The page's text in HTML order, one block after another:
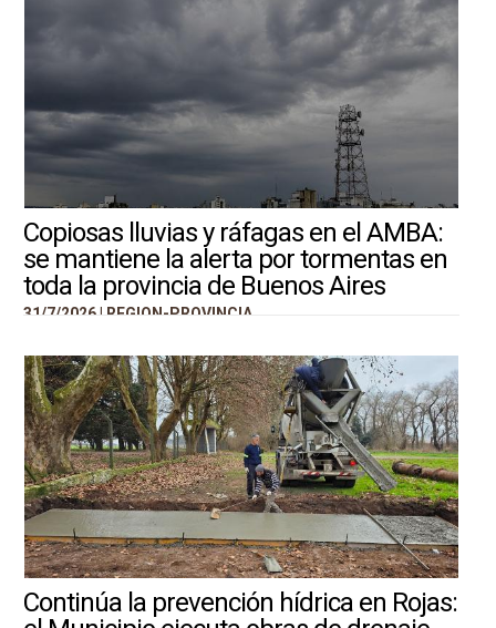
Copiosas lluvias y ráfagas en el AMBA:
se mantiene la alerta por tormentas en
toda la provincia de Buenos Aires
31/7/2026 | REGION-PROVINCIA
Continúa la prevención hídrica en Rojas: